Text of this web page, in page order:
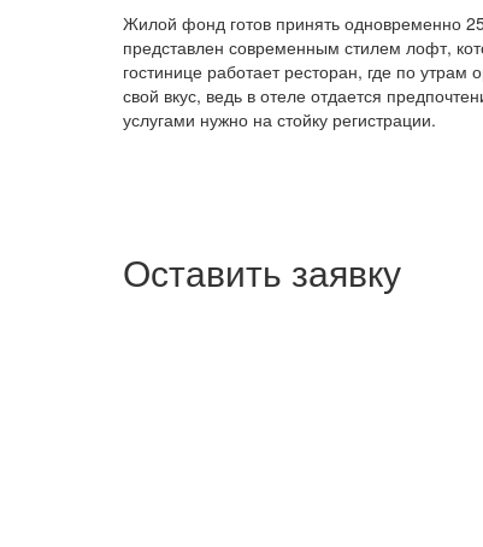
Жилой фонд готов принять одновременно
представлен современным стилем лофт,
гостинице работает ресторан, где по
свой вкус, ведь в отеле отдается
услугами нужно на стойку регистрации.
Оставить заявку